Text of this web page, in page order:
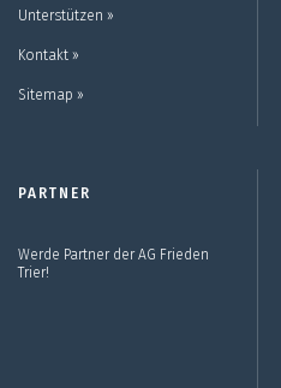
Unterstützen ››
Kontakt ››
Sitemap ››
PARTNER
Werde Partner der AG Frieden
Trier!